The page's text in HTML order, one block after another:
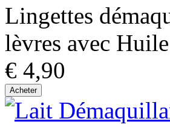
Lingettes
lèvres avec
€ 4,90
Acheter